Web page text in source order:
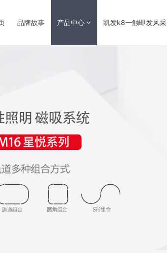
品牌故事 产品中心 凯发k8一触即发风采